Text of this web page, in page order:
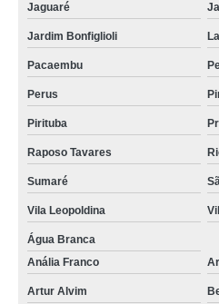
Jaguaré
Jardim Bonfiglioli
Pacaembu
Perus
Pirituba
Raposo Tavares
Sumaré
Vila Leopoldina
Água Branca
Anália Franco
Artur Alvim